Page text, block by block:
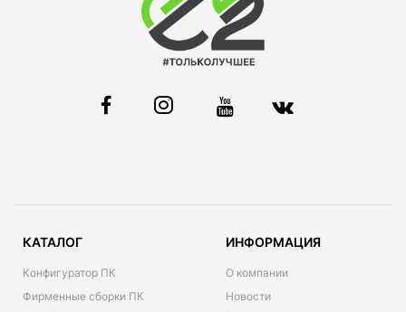
КАТАЛОГ
Конфигуратор ПК
Фирменные сборки ПК
ИНФОРМАЦИЯ
О компании
Новости